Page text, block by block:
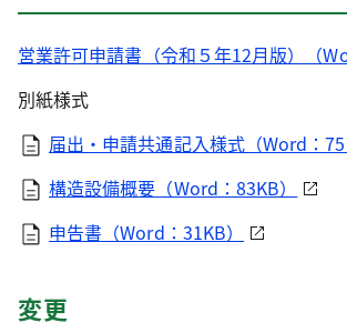
営業許可申請書（令和５年12月版）（
別紙様式
届出・申請共通記入様式（Word：
構造設備概要（Word：83KB）
申告書（Word：31KB）
変更